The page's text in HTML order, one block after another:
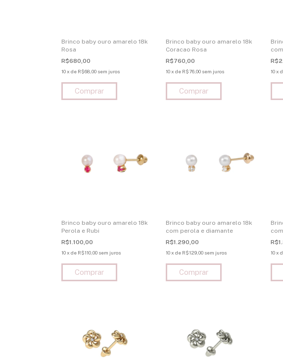
Brinco baby ouro amarelo 18k
Rosa
R$680,00
10x de R$68,00 sem juros
Brinco baby ouro amarelo 18k
Coracao Rosa
R$760,00
10xde R$76,00 sem juros 10 x
Brinco baby ouro amarelo 18k
Perola e Rubi
R$1.100,00
10x de R$110,00 sem juros
Brinco baby ouro amarelo 18k
com perola e diamante
R$1.290,00
10xde R$129,00 sem juros 10 x